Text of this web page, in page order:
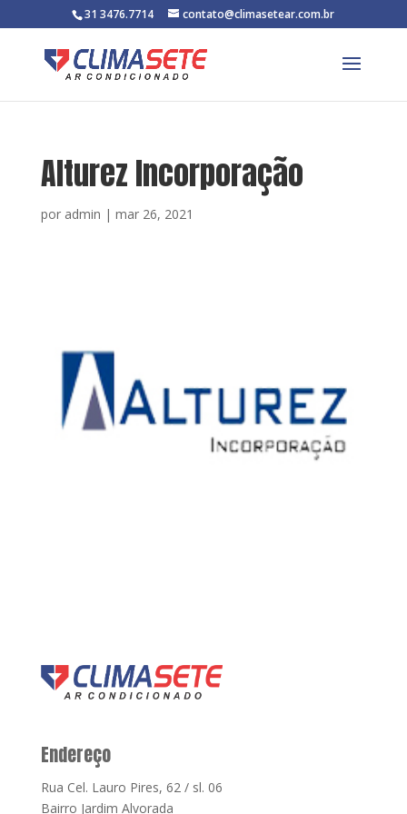
31 3476.7714 contato@climasetear.com.br
Alturez Incorporação
por admin | mar 26, 2021
Endereço
Rua Cel. Lauro Pires, 62 / sl. 06
Bairro Jardim Alvorada